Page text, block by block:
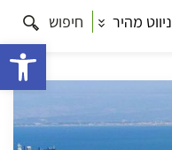
ניווט מהיר חיפוש כל הסיורים
משוק תלפיות לשוק